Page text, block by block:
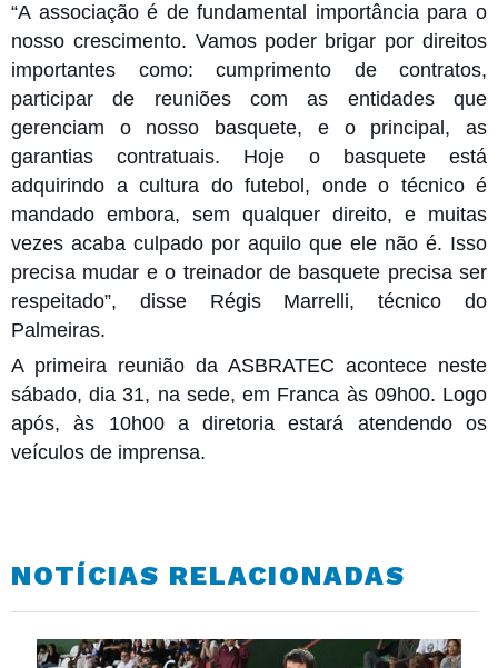
“A associação é de fundamental importância para o
nosso crescimento. Vamos poder brigar por direitos
importantes como: cumprimento de contratos,
participar de reuniões com as entidades que
gerenciam o nosso basquete, e o principal, as
garantias contratuais. Hoje o basquete está
adquirindo a cultura do futebol, onde o técnico é
mandado embora, sem qualquer direito, e muitas
vezes acaba culpado por aquilo que ele não é. Isso
precisa mudar e o treinador de basquete precisa ser
respeitado”, disse Régis Marrelli, técnico do
Palmeiras.
A primeira reunião da ASBRATEC acontece neste
sábado, dia 31, na sede, em Franca às 09h00. Logo
após, às 10h00 a diretoria estará atendendo os
veículos de imprensa.
NOTÍCIAS RELACIONADAS